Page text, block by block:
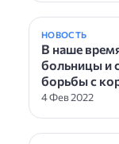
НОВОСТЬ
В наше
больницы и
борьбы с
4 Фев 2022